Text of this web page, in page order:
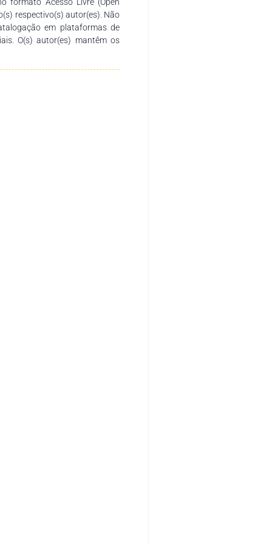
respectivo(s) autor(es). Não
em plataformas de
O(s) autor(es) mantêm os